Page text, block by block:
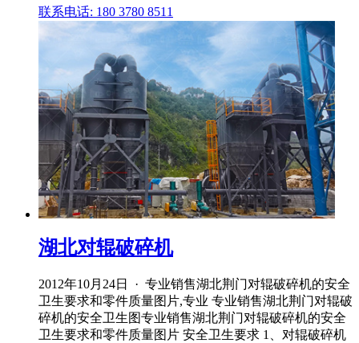
联系电话: 180 3780 8511
湖北对辊破碎机
2012年10月24日 · 专业销售湖北荆门对辊破碎机的安全
卫生要求和零件质量图片,专业 专业销售湖北荆门对辊破
碎机的安全卫生图专业销售湖北荆门对辊破碎机的安全
卫生要求和零件质量图片 安全卫生要求 1、对辊破碎机